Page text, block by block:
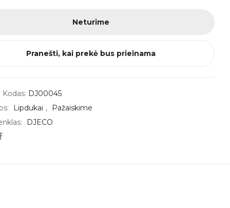
Neturime
Pranešti, kai prekė bus prieinama
DJ00045
Lipdukai ,
Pažaiskime
DJECO